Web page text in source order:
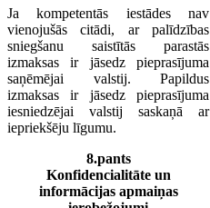
Ja kompetentās iestādes nav
vienojušās citādi, ar palīdzības
sniegšanu saistītās parastās
izmaksas ir jāsedz pieprasījuma
saņēmējai valstij. Papildus
izmaksas ir jāsedz pieprasījuma
iesniedzējai valstij saskaņā ar
iepriekšēju līgumu.
8.pants
Konfidencialitāte un
informācijas apmaiņas